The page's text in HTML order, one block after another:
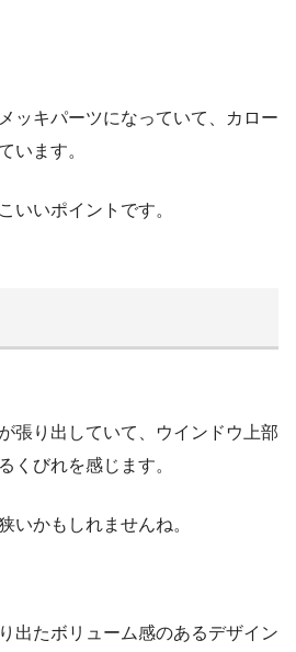
ッキパーツになっていて、カロー
います。
いいポイントです。
張り出していて、ウインドウ上部
くびれを感じます。
いかもしれませんね。
出たボリューム感のあるデザイン